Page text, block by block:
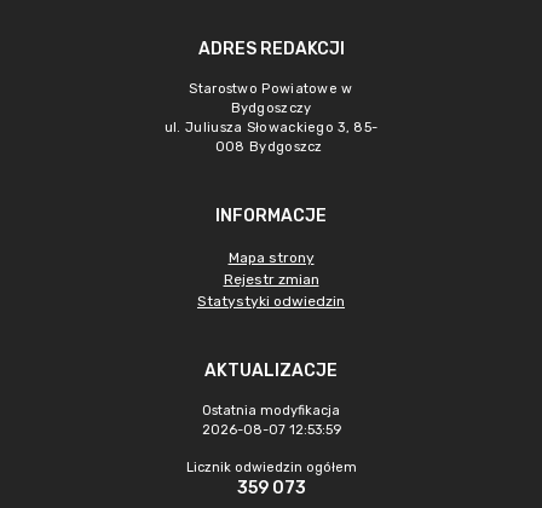
ADRES REDAKCJI
Starostwo Powiatowe w
Bydgoszczy
ul. Juliusza Słowackiego 3, 85-
008 Bydgoszcz
INFORMACJE
Mapa strony
Rejestr zmian
Statystyki odwiedzin
AKTUALIZACJE
Ostatnia modyfikacja
2026-08-07 12:53:59
Licznik odwiedzin ogółem
359 073